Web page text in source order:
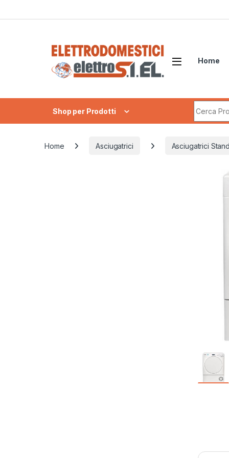
Home
Shop per Prodotti
Home Asciugatrici Asciugatrici